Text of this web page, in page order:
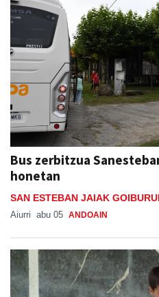
Bus zerbitzua
honetan
SAN ESTEBAN JAIAK
Aiurri abu 05 ANDOAIN